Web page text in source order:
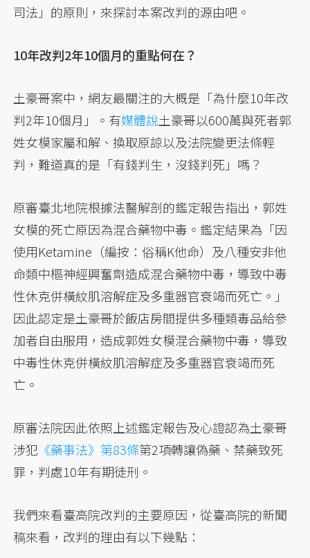
司法」的原則，來探討本案改判的源由吧。
10年改判2年10個月的重點何在？
土豪哥案中，網友最關注的大概是「為什麼10年改
判2年10個月」。有媒體說土豪哥以600萬與死者郭
姓女模家屬和解、換取原諒以及法院變更法條輕
判，難道真的是「有錢判生，沒錢判死」嗎？
原審臺北地院根據法醫解剖的鑑定報告指出，郭姓
女模的死亡原因為混合藥物中毒。鑑定結果為「因
使用Ketamine（編按：俗稱K他命）及八種安非他
命類中樞神經興奮劑造成混合藥物中毒，導致中毒
性休克併橫紋肌溶解症及多重器官衰竭而死亡。」
因此認定是土豪哥於飯店房間提供多種類毒品給參
加者自由服用，造成郭姓女模混合藥物中毒，導致
中毒性休克併橫紋肌溶解症及多重器官衰竭而死
亡。
原審法院因此依照上述鑑定報告及心證認為土豪哥
涉犯 《藥事法》第83條第2項轉讓偽藥、禁藥致死
罪，判處10年有期徒刑。
我們來看臺高院改判的主要原因，從臺高院的新聞
稿來看，改判的理由有以下幾點：